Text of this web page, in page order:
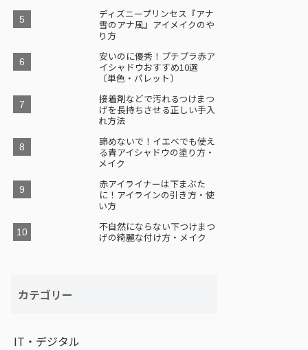
ディズニープリンセス『アナ
雪のアナ風』アイメイクのや
り方
安いのに優秀！プチプラ赤ア
イシャドウおすすめ10選
〔単色・パレット〕
接着剤などで汚れるつけまつ
げを長持ちさせる正しい手入
れ方法
諦めないで！イエベでも使え
る青アイシャドウの塗り方・
メイク
赤アイライナーは下まぶた
に！アイラインの引き方・使
い方
不自然にならない下つけまつ
げの綺麗な付け方・メイク
カテゴリー
IT・デジタル